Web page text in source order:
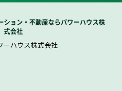
ション・不動産ならパワーハウス株
式会社
ハウス株式会社